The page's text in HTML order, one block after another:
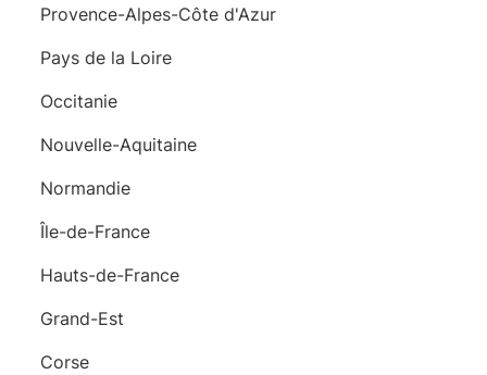
Provence-Alpes-Côte d'Azur
Pays de la Loire
Occitanie
Nouvelle-Aquitaine
Normandie
Île-de-France
Hauts-de-France
Grand-Est
Corse